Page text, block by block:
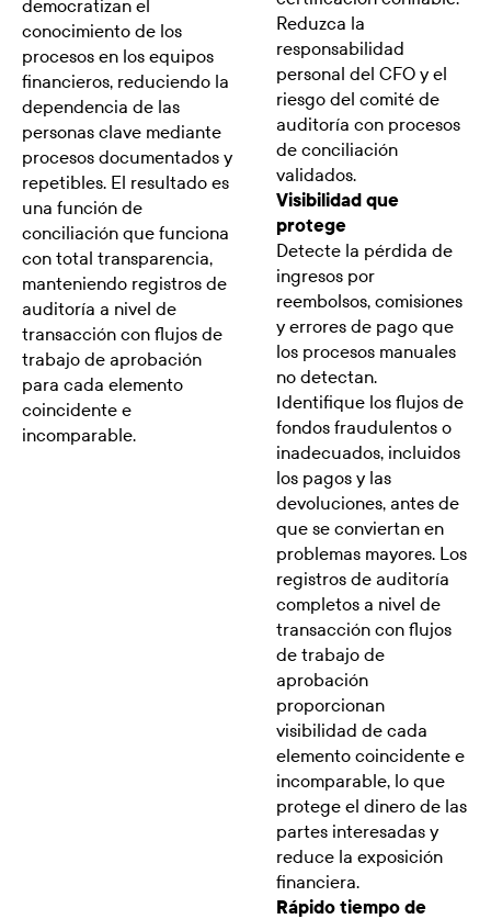
democratizan el
conocimiento de los
procesos en los equipos
financieros, reduciendo la
dependencia de las
personas clave mediante
procesos documentados y
repetibles. El resultado es
una función de
conciliación que funciona
con total transparencia,
manteniendo registros de
auditoría a nivel de
transacción con flujos de
trabajo de aprobación
para cada elemento
coincidente e
incomparable.
Reduzca la
responsabilidad
personal del CFO y el
riesgo del comité de
auditoría con procesos
de conciliación
validados.
Visibilidad que
protege
Detecte la pérdida de
ingresos por
reembolsos, comisiones
y errores de pago que
los procesos manuales
no detectan.
Identifique los flujos de
fondos fraudulentos o
inadecuados, incluidos
los pagos y las
devoluciones, antes de
que se conviertan en
problemas mayores. Los
registros de auditoría
completos a nivel de
transacción con flujos
de trabajo de
aprobación
proporcionan
visibilidad de cada
elemento coincidente e
incomparable, lo que
protege el dinero de las
partes interesadas y
reduce la exposición
financiera.
Rápido tiempo de